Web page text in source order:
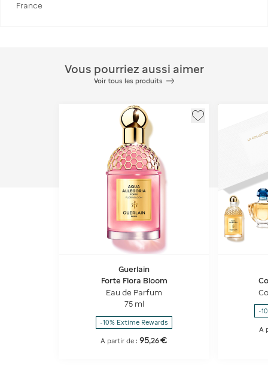
France
Vous pourriez aussi aimer
Voir tous les produits
Guerlain
Forte Flora Bloom
Eau de Parfum
75 ml
-10% Extime Rewards
A partir de : 95,26€
-
A